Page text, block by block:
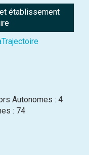
établissement
Autonomes : 4
: 74